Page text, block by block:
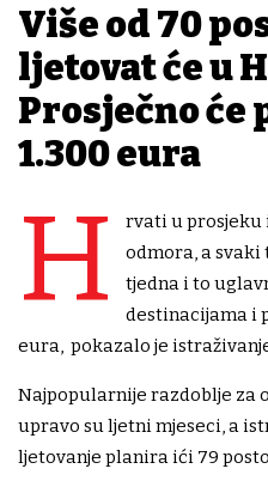
Više od 70
ljetovat će u
Prosječno
1.300 eura
H
rvati u prosjeku
odmora, a
tjedna i to
destinacijama i
eura, pokazalo je
Najpopularnije razdoblje za
upravo su ljetni mjeseci, a
ljetovanje planira ići 79